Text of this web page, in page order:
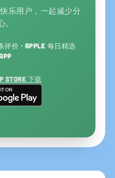
乐用户，一起减少分
。
评价 · Apple 每日精选
Store 下载